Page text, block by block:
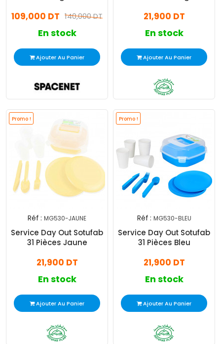
140,000 DT
109,000 DT
En stock
Ajouter Au Panier
21,900 DT
En stock
Ajouter Au Panier
Promo !
Réf : MG530-JAUNE
Service Day Out Sotufab
31 Pièces Jaune
21,900 DT
En stock
Ajouter Au Panier
Promo !
Réf : MG530-BLEU
Service Day Out Sotufab
31 Pièces Bleu
21,900 DT
En stock
Ajouter Au Panier